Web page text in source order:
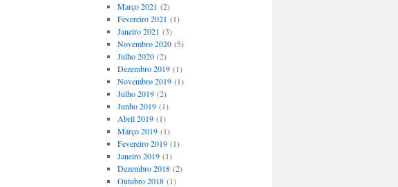
Março 2021 (2)
Fevereiro 2021 (1)
Janeiro 2021 (3)
Novembro 2020(5)
Julho 2020(2)
Dezembro 2019(1)
Novembro 2019(1)
Julho 2019(2)
Junho 2019(1)
Abril 2019(1)
Março 2019(1)
Fevereiro 2019(1)
Janeiro 2019(1)
Dezembro 2018(2)
Outubro 2018(1)